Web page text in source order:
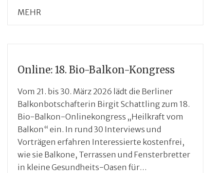
MEHR
Online: 18. Bio-Balkon-Kongress
Vom 21. bis 30. März 2026 lädt die Berliner
Balkonbotschafterin Birgit Schattling zum 18.
Bio-Balkon-Onlinekongress „Heilkraft vom
Balkon“ ein. In rund 30 Interviews und
Vorträgen erfahren Interessierte kostenfrei,
wie sie Balkone, Terrassen und Fensterbretter
in kleine Gesundheits-Oasen für…